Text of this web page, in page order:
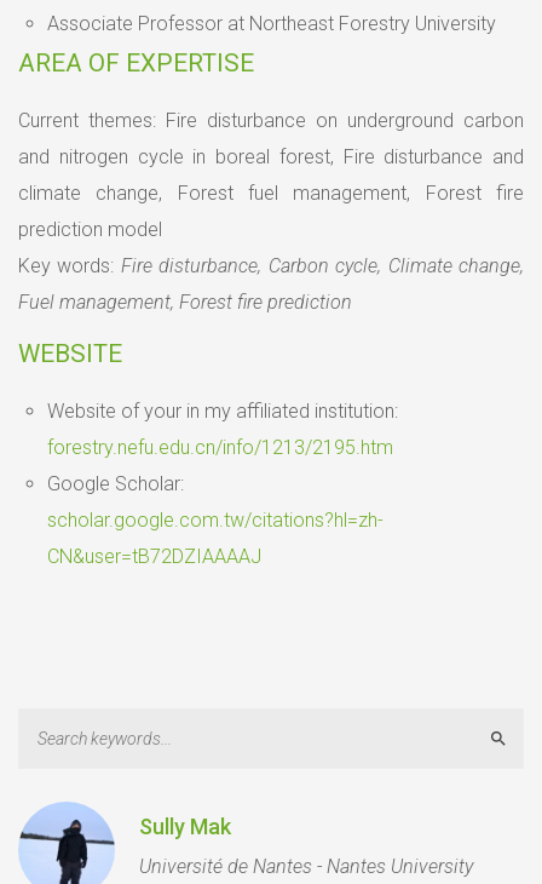
Associate Professor at Northeast Forestry University
AREA OF EXPERTISE
Current themes: Fire disturbance on underground carbon
and nitrogen cycle in boreal forest, Fire disturbance and
climate change, Forest fuel management, Forest fire
prediction model
Key words: Fire disturbance, Carbon cycle, Climate change,
Fuel management, Forest fire prediction
WEBSITE
Website of your in my affiliated institution:
forestry.nefu.edu.cn/info/1213/2195.htm
Google Scholar:
scholar.google.com.tw/citations?hl=zh-
CN&user=tB72DZIAAAAJ
Sully Mak
Université de Nantes - Nantes University